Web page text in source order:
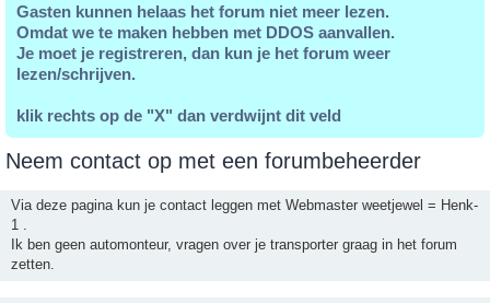
Gasten kunnen helaas het forum niet meer lezen.
Omdat we te maken hebben met DDOS aanvallen.
Je moet je registreren, dan kun je het forum weer
lezen/schrijven.
klik rechts op de "X" dan verdwijnt dit veld
Neem contact op met een forumbeheerder
Via deze pagina kun je contact leggen met Webmaster weetjewel = Henk-
1 .
Ik ben geen automonteur, vragen over je transporter graag in het forum
zetten.